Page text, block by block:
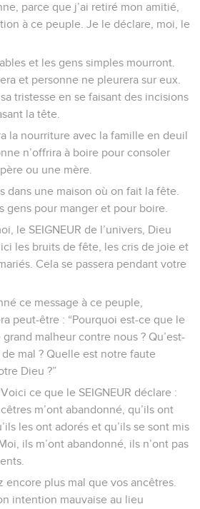
parce que j’ai retiré mon amitié,
à ce peuple. Je le déclare, moi, le
et les gens simples mourront.
et personne ne pleurera sur eux.
tristesse en se faisant des incisions
la tête.
la nourriture avec la famille en deuil
n’offrira à boire pour consoler
ou une mère.
dans une maison où on fait la fête.
gens pour manger et pour boire.
le SEIGNEUR de l’univers, Dieu
ici les bruits de fête, les cris de joie et
Cela se passera pendant votre
ce message à ce peuple,
peut-être : “Pourquoi est-ce que le
grand malheur contre nous ? Qu’est-
mal ? Quelle est notre faute
Dieu ?”
ce que le SEIGNEUR déclare :
m’ont abandonné, qu’ils ont
les ont adorés et qu’ils se sont mis
ils m’ont abandonné, ils n’ont pas
encore plus mal que vos ancêtres.
intention mauvaise au lieu